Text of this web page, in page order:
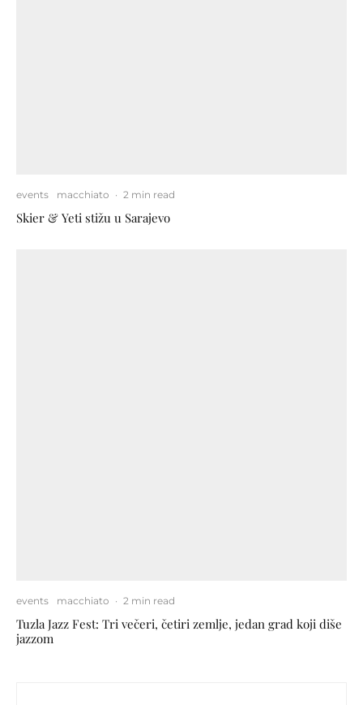
events macchiato · 2 min read
Skier & Yeti stižu u Sarajevo
events macchiato · 2 min read
Tuzla Jazz Fest: Tri večeri, četiri zemlje, jedan grad koji diše
jazzom